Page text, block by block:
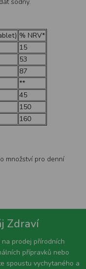
% NRV*
15
53
87
**
45
150
160
množství pro denní
Zdraví
prodej přírodních
přípravků nebo
spoustu vychytaného a